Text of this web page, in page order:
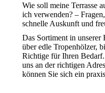
Wie soll meine Terrasse
ich verwenden? –
schnelle Auskunft und
Das Sortiment in unserer
über edle Tropenhölzer,
Richtige für Ihren
uns an der richtigen
können Sie sich ein